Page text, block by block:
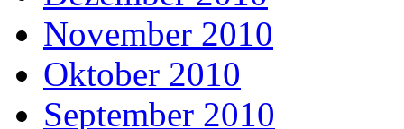
November 2010
Oktober 2010
September 2010